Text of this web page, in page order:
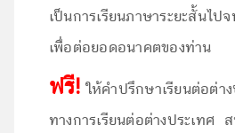
เป็นการเรียนภาษาระยะสั้นไ
เพื่อต่อยอดอนาคตของท่าน
ฟรี! ให้คำปรึกษาเรียนต่อต่า
ทางการเรียนต่อต่างประเทศ ส